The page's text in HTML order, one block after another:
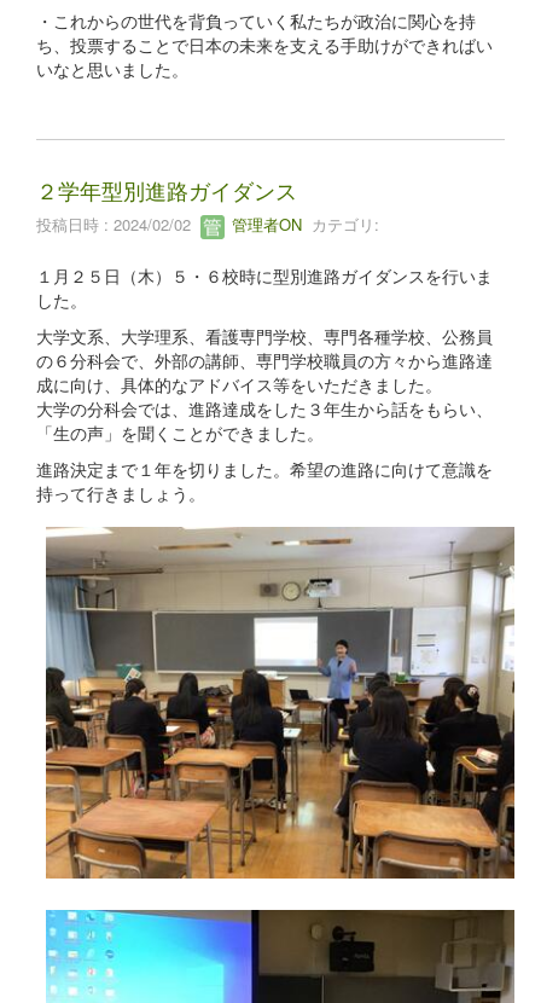
・これからの世代を背負っていく私たちが政治に関心を持
ち、投票することで日本の未来を支える手助けができればい
いなと思いました。
２学年型別進路ガイダンス
投稿日時 : 2024/02/02 管理者ON カテゴリ:
１月２５日（木）５・６校時に型別進路ガイダンスを行いま
した。
大学文系、大学理系、看護専門学校、専門各種学校、公務員
の６分科会で、外部の講師、専門学校職員の方々から進路達
成に向け、具体的なアドバイス等をいただきました。
大学の分科会では、進路達成をした３年生から話をもらい、
「生の声」を聞くことができました。
進路決定まで１年を切りました。希望の進路に向けて意識を
持って行きましょう。